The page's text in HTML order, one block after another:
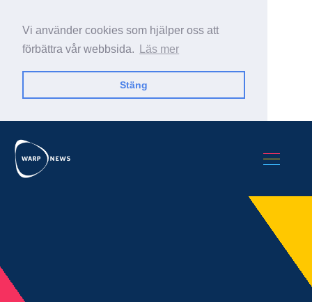
Vi använder cookies som hjälper oss att
förbättra vår webbsida.
Läs mer
Stäng